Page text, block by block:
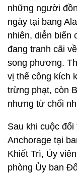
những người
ngày tại bang
nhiên, diễn biến
đang tranh cãi
song phương.
vị thế công kích
trừng phạt, còn
nhưng từ chối
Sau khi cuộc
Anchorage tại
Khiết Trì, Ủy
phòng Ủy ban